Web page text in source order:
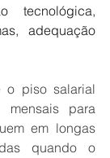
tecnológica,
adequação
o piso salarial
para
em longas
quando o